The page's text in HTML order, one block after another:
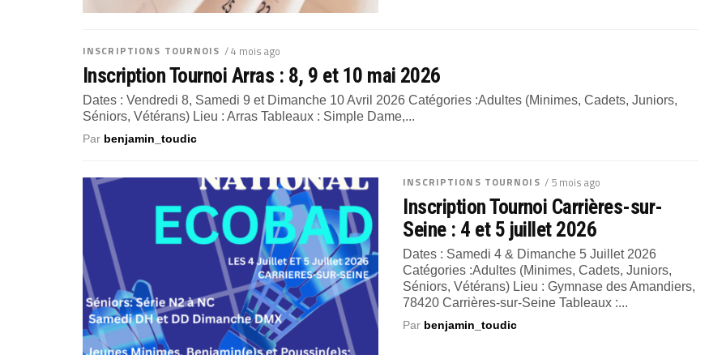
INSCRIPTIONS TOURNOIS / 4 mois ago
Inscription Tournoi Arras : 8, 9 et 10 mai 2026
Dates : Vendredi 8, Samedi 9 et Dimanche 10 Avril 2026 Catégories :Adultes (Minimes, Cadets, Juniors,
Séniors, Vétérans) Lieu : Arras Tableaux : Simple Dame,...
Par benjamin_toudic
INSCRIPTIONS TOURNOIS / 5 mois ago
Inscription Tournoi Carrières-sur-
Seine : 4 et 5 juillet 2026
Dates : Samedi 4 & Dimanche 5 Juillet 2026
Catégories :Adultes (Minimes, Cadets, Juniors,
Séniors, Vétérans) Lieu : Gymnase des Amandiers,
78420 Carrières-sur-Seine Tableaux :...
Par benjamin_toudic